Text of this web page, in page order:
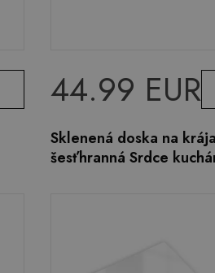
44.99 EUR
Sklenená doska na
šesťhranná Srdce